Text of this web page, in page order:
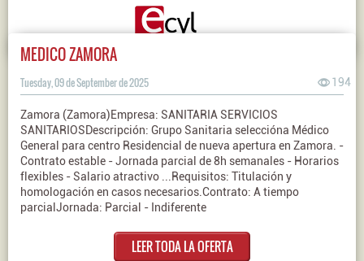
MEDICO ZAMORA
Tuesday, 09 de September de 2025 194
Zamora (Zamora)Empresa: SANITARIA SERVICIOS
SANITARIOSDescripción: Grupo Sanitaria seleccióna Médico
General para centro Residencial de nueva apertura en Zamora. -
Contrato estable - Jornada parcial de 8h semanales - Horarios
flexibles - Salario atractivo ...Requisitos: Titulación y
homologación en casos necesarios.Contrato: A tiempo
parcialJornada: Parcial - Indiferente
LEER TODA LA OFERTA